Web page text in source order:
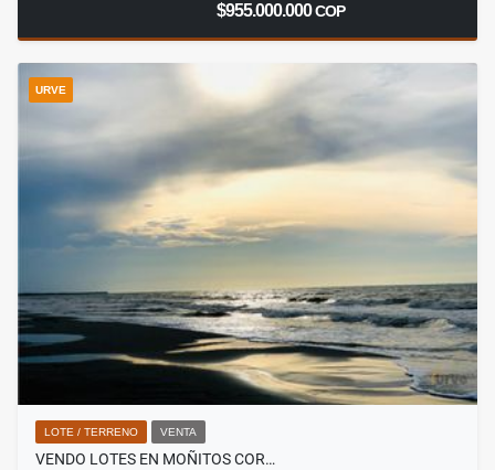
$955.000.000COP
URVE
LOTE / TERRENO VENTA
VENDO LOTES EN MOÑITOS COR…